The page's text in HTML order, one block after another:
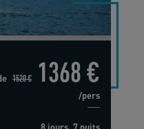
1520 € 1368 €
/pers